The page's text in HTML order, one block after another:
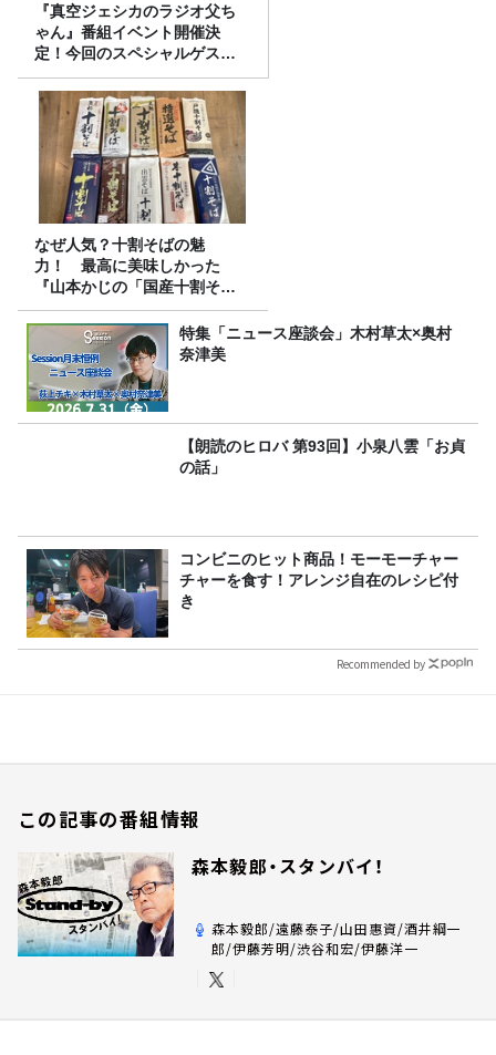
『真空ジェシカのラジオ父ち
ゃん』番組イベント開催決
定！今回のスペシャルゲスト
は、タカアンドトシ！
なぜ人気？十割そばの魅
力！ 最高に美味しかった
『山本かじの「国産十割そ
ば」』とは？【十割そば10種
食べ比べ】
特集「ニュース座談会」木村草太×奥村
奈津美
【朗読のヒロバ 第93回】小泉八雲「お貞
の話」
コンビニのヒット商品！モーモーチャー
チャーを食す！アレンジ自在のレシピ付
き
Recommended by
この記事の番組情報
森本毅郎・スタンバイ！
森本毅郎/遠藤泰子/山田惠資/酒井綱一
郎/伊藤芳明/渋谷和宏/伊藤洋一